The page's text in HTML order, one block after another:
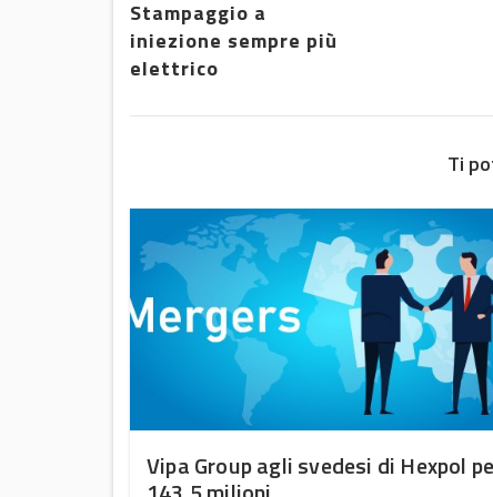
Stampaggio a
iniezione sempre più
elettrico
Ti
Vipa Group agli svedesi di Hexpol